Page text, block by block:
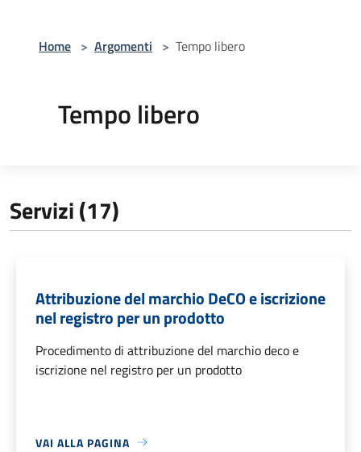
Home > Argomenti > Tempo libero
Tempo libero
Servizi (17)
Attribuzione del marchio DeCO e iscrizione
nel registro per un prodotto
Procedimento di attribuzione del marchio deco e
iscrizione nel registro per un prodotto
VAI ALLA PAGINA